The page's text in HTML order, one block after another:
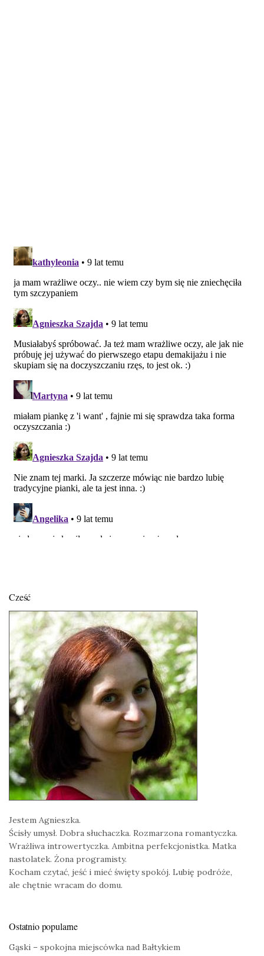
Cześć
Jestem Agnieszka.
Ścisły umysł. Dobra słuchaczka. Rozmarzona romantyczka.
Wrażliwa introwertyczka. Ambitna perfekcjonistka. Matka
nastolatek. Żona programisty.
Kocham czytać, jeść i mieć święty spokój. Lubię podróże,
ale chętnie wracam do domu.
Ostatnio popularne
Gąski – spokojna miejscówka nad Bałtykiem